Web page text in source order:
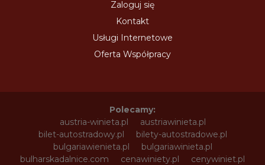
Zaloguj się
Kontakt
Usługi Internetowe
Oferta Współpracy
Polecamy:
austria-winieta.pl
austriawinieta.pl
bilet-autostradowy.pl
bilety-autostradowe.pl
bulgariawienieta.pl
bulgariawinieta.pl
bulharskadalnice.com
cenawiniety.pl
cenywiniet.pl